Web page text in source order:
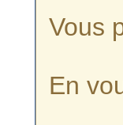
Vous
En